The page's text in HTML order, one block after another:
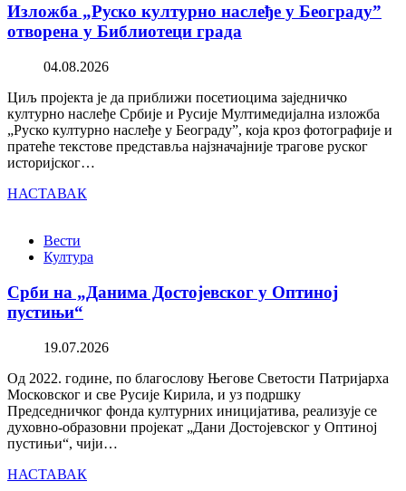
Изложба „Руско културно наслеђе у Београду”
отворена у Библиотеци града
04.08.2026
Циљ пројекта је да приближи посетиоцима заједничко
културно наслеђе Србије и Русије Мултимедијална изложба
„Руско културно наслеђе у Београду”, која кроз фотографије и
пратеће текстове представља најзначајније трагове руског
историјског…
НАСТАВАК
Вести
Култура
Срби на „Данима Достојевског у Оптиној
пустињи“
19.07.2026
Од 2022. године, по благослову Његове Светости Патријарха
Московског и све Русије Кирила, и уз подршку
Председничког фонда културних иницијатива, реализује се
духовно-образовни пројекат „Дани Достојевског у Оптиној
пустињи“, чији…
НАСТАВАК